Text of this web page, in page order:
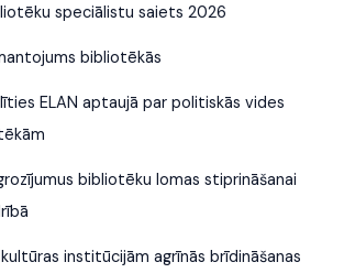
speciālistu saiets 2026
bibliotēkās
ELAN aptaujā par politiskās vides
bibliotēku lomas stiprināšanai
institūcijām agrīnās brīdināšanas